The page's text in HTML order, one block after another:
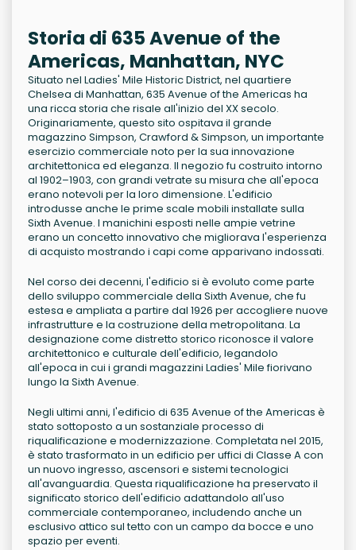
Storia di 635 Avenue of the
Americas, Manhattan, NYC
Situato nel Ladies' Mile Historic District, nel quartiere
Chelsea di Manhattan, 635 Avenue of the Americas ha
una ricca storia che risale all'inizio del XX secolo.
Originariamente, questo sito ospitava il grande
magazzino Simpson, Crawford & Simpson, un importante
esercizio commerciale noto per la sua innovazione
architettonica ed eleganza. Il negozio fu costruito intorno
al 1902–1903, con grandi vetrate su misura che all'epoca
erano notevoli per la loro dimensione. L'edificio
introdusse anche le prime scale mobili installate sulla
Sixth Avenue. I manichini esposti nelle ampie vetrine
erano un concetto innovativo che migliorava l'esperienza
di acquisto mostrando i capi come apparivano indossati.
Nel corso dei decenni, l'edificio si è evoluto come parte
dello sviluppo commerciale della Sixth Avenue, che fu
estesa e ampliata a partire dal 1926 per accogliere nuove
infrastrutture e la costruzione della metropolitana. La
designazione come distretto storico riconosce il valore
architettonico e culturale dell'edificio, legandolo
all'epoca in cui i grandi magazzini Ladies' Mile fiorivano
lungo la Sixth Avenue.
Negli ultimi anni, l'edificio di 635 Avenue of the Americas è
stato sottoposto a un sostanziale processo di
riqualificazione e modernizzazione. Completata nel 2015,
è stato trasformato in un edificio per uffici di Classe A con
un nuovo ingresso, ascensori e sistemi tecnologici
all'avanguardia. Questa riqualificazione ha preservato il
significato storico dell'edificio adattandolo all'uso
commerciale contemporaneo, includendo anche un
esclusivo attico sul tetto con un campo da bocce e uno
spazio per eventi.